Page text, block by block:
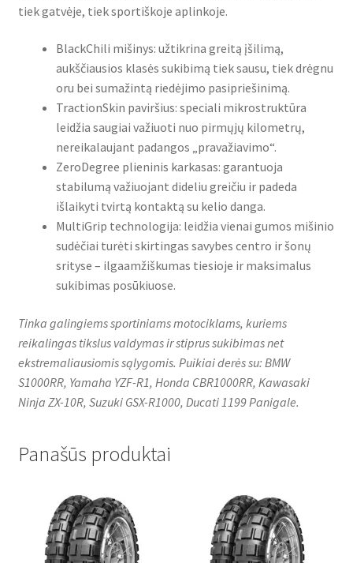
tiek gatvėje, tiek sportiškoje aplinkoje.
BlackChili mišinys: užtikrina greitą įšilimą,
aukščiausios klasės sukibimą tiek sausu, tiek drėgnu
oru bei sumažintą riedėjimo pasipriešinimą.
TractionSkin paviršius: speciali mikrostruktūra
leidžia saugiai važiuoti nuo pirmųjų kilometrų,
nereikalaujant padangos „pravažiavimo“.
ZeroDegree plieninis karkasas: garantuoja
stabilumą važiuojant dideliu greičiu ir padeda
išlaikyti tvirtą kontaktą su kelio danga.
MultiGrip technologija: leidžia vienai gumos mišinio
sudėčiai turėti skirtingas savybes centro ir šonų
srityse – ilgaamžiškumas tiesioje ir maksimalus
sukibimas posūkiuose.
Tinka galingiems sportiniams motociklams, kuriems
reikalingas tikslus valdymas ir stiprus sukibimas net
ekstremaliausiomis sąlygomis. Puikiai derės su: BMW
S1000RR, Yamaha YZF-R1, Honda CBR1000RR, Kawasaki
Ninja ZX-10R, Suzuki GSX-R1000, Ducati 1199 Panigale.
Panašūs produktai